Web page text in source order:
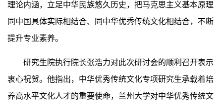
理论内涵，立足中华民族悠久历史，把马克思主义基本原理
同中国具体实际相结合、同中华优秀传统文化相结合，不断
提升专业素养。
研究生院执行院长张浩力对此次研讨会的顺利召开表示
衷心祝贺。他指出，中华优秀传统文化专项研究生承载着培
养高水平文化人才的重要使命，兰州大学对中华优秀传统文